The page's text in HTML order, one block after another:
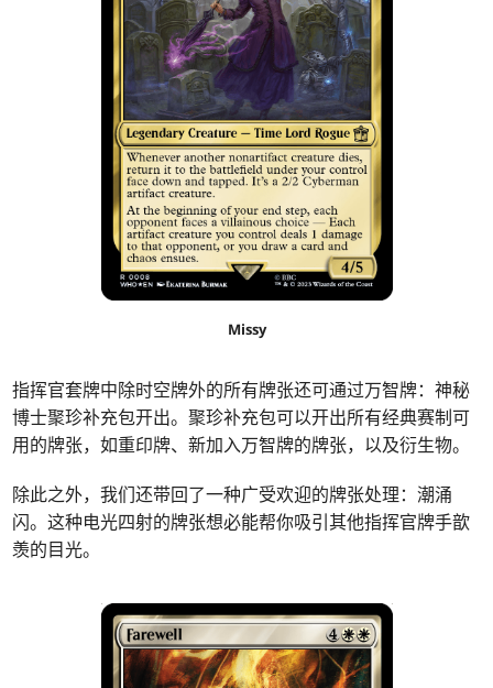
Missy
指挥官套牌中除时空牌外的所有牌张还可通过万智牌：神秘
博士聚珍补充包开出。聚珍补充包可以开出所有经典赛制可
用的牌张，如重印牌、新加入万智牌的牌张，以及衍生物。
除此之外，我们还带回了一种广受欢迎的牌张处理：潮涌
闪。这种电光四射的牌张想必能帮你吸引其他指挥官牌手歆
羡的目光。